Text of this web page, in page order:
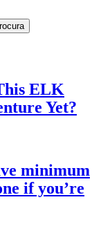
ELK
Yet?
minimum
if you’re